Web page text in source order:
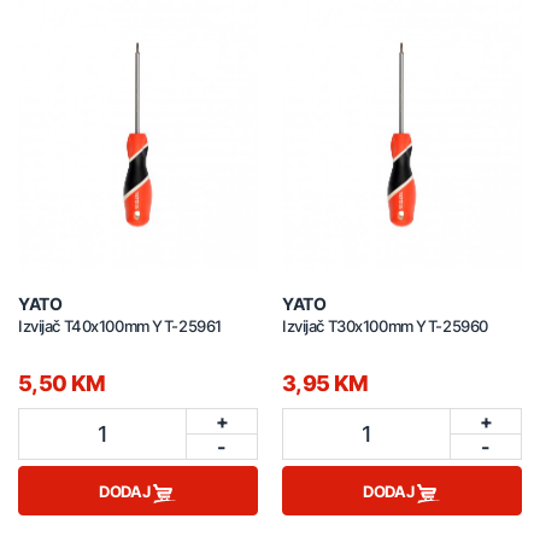
YATO
Izvijač T40x100mm YT-25961
5,50 KM
1
+
-
DODAJ
YATO
Izvijač T30x100mm YT-25960
3,95 KM
1
+
-
DODAJ